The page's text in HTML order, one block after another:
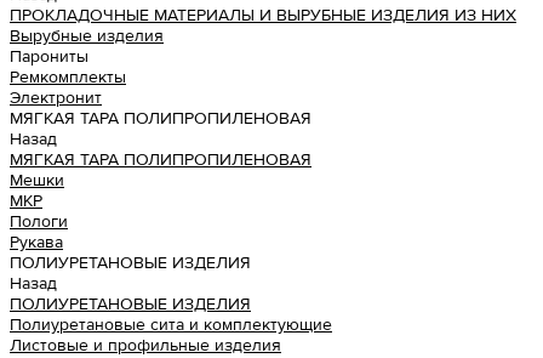
ПРОКЛАДОЧНЫЕ МАТЕРИАЛЫ И ВЫРУБНЫЕ ИЗДЕЛИЯ ИЗ НИХ
Вырубные изделия
Парониты
Ремкомплекты
Электронит
МЯГКАЯ ТАРА ПОЛИПРОПИЛЕНОВАЯ
Назад
МЯГКАЯ ТАРА ПОЛИПРОПИЛЕНОВАЯ
Мешки
МКР
Пологи
Рукава
ПОЛИУРЕТАНОВЫЕ ИЗДЕЛИЯ
Назад
ПОЛИУРЕТАНОВЫЕ ИЗДЕЛИЯ
Полиуретановые сита и комплектующие
Листовые и профильные изделия